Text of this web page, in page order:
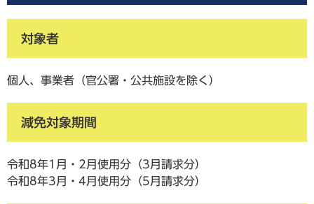
対象者
個人、事業者（官公署・公共施設を除く）
減免対象期間
令和8年1月・2月使用分（3月請求分）
令和8年3月・4月使用分（5月請求分）